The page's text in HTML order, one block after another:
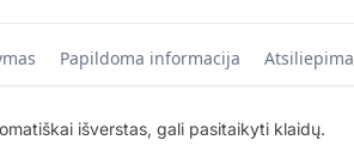
Papildoma informacija
išverstas, gali pasitaikyti klaidų.